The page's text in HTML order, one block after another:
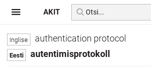
authentication protocol
autentimisprotokoll
AKIT